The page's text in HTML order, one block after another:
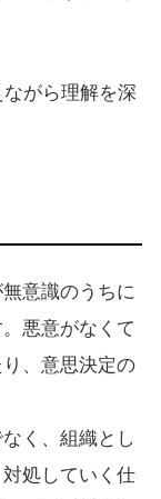
がら理解を深
意識のうちに
悪意がなくて
、意思決定の
く、組織とし
処していく仕